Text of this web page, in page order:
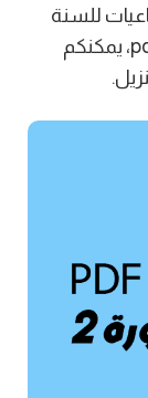
الاجتماعيات للسنة
الثالثة إعدادي الدورة الثانية مع التصحيح pdf، يمكنكم